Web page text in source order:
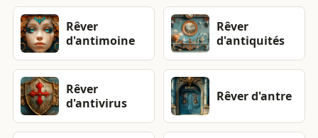
Rêver
d'antimoine
Rêver
d'antiquités
Rêver
d'antivirus
Rêver d'antre